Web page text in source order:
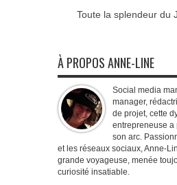
Toute la splendeur du
À PROPOS ANNE-LINE
Social media
manager,
de projet, cette
entrepreneuse a
son arc.
et les réseaux sociaux, Anne-
grande voyageuse, menée
curiosité insatiable.